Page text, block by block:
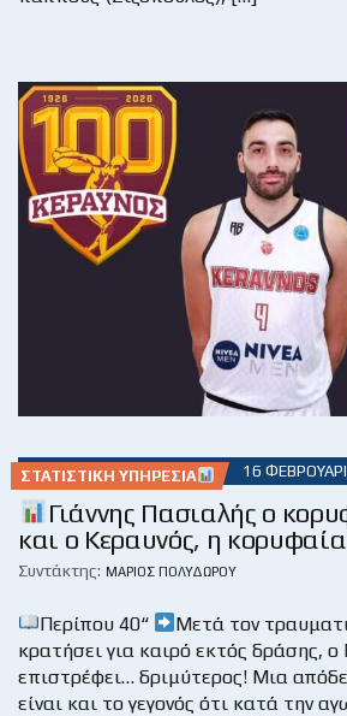
ΣΤΑΤΙΣΤΙΚΉ ΥΠΗΡΕΣΊΑ 16
Γιάννης Πασιαλής ο
και ο Κεραυνός, η
Συντάκτης: ΜΆΡΙΟΣ ΠΟΛΥΔΏΡΟΥ
Περίπου 40“
Μετά τον
κρατήσει για καιρό εκτός δράσης, ο
επιστρέφει… δριμύτερος! Μια
είναι και το γεγονός ότι κατά την